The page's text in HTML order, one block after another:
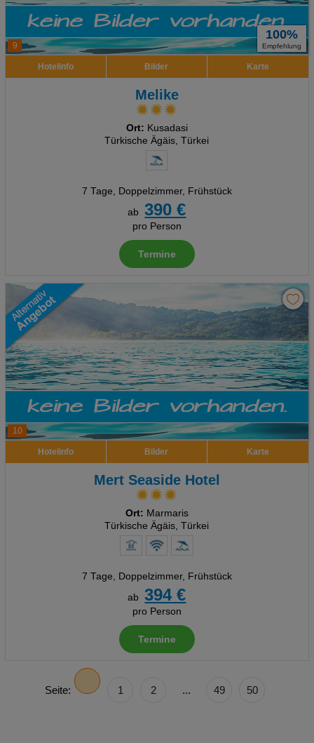
9
100%
Empfehlung
Hotelinfo Bilder Karte
Melike
Ort: Kusadasi
Türkische Ägäis, Türkei
7 Tage, Doppelzimmer, Frühstück
ab
390 €
pro Person
Termine
10
Hotelinfo Bilder Karte
Mert Seaside Hotel
Ort: Marmaris
Türkische Ägäis, Türkei
7 Tage, Doppelzimmer, Frühstück
ab
394 €
pro Person
Termine
Seite: 1 2 ... 49 50